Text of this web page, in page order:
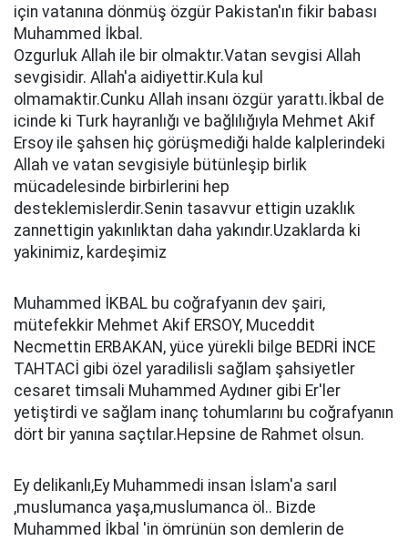
için vatanına dönmüş özgür Pakistan'ın fikir babası
Muhammed İkbal.
Ozgurluk Allah ile bir olmaktır.Vatan sevgisi Allah
sevgisidir. Allah'a aidiyettir.Kula kul
olmamaktir.Cunku Allah insanı özgür yarattı.İkbal de
icinde ki Turk hayranlığı ve bağlılığıyla Mehmet Akif
Ersoy ile şahsen hiç görüşmediği halde kalplerindeki
Allah ve vatan sevgisiyle bütünleşip birlik
mücadelesinde birbirlerini hep
desteklemislerdir.Senin tasavvur ettigin uzaklık
zannettigin yakınlıktan daha yakındır.Uzaklarda ki
yakinimiz, kardeşimiz
Muhammed İKBAL bu coğrafyanın dev şairi,
mütefekkir Mehmet Akif ERSOY, Muceddit
Necmettin ERBAKAN, yüce yürekli bilge BEDRİ İNCE
TAHTACİ gibi özel yaradilisli sağlam şahsiyetler
cesaret timsali Muhammed Aydıner gibi Er'ler
yetiştirdi ve sağlam inanç tohumlarını bu coğrafyanın
dört bir yanına saçtılar.Hepsine de Rahmet olsun.
Ey delikanlı,Ey Muhammedi insan İslam'a sarıl
,muslumanca yaşa,muslumanca öl.. Bizde
Muhammed İkbal 'in ömrünün son demlerin de